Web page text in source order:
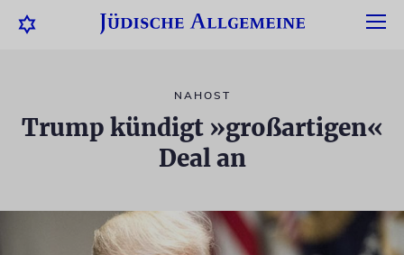
NAHOST
Trump kündigt »großartigen«
Deal an